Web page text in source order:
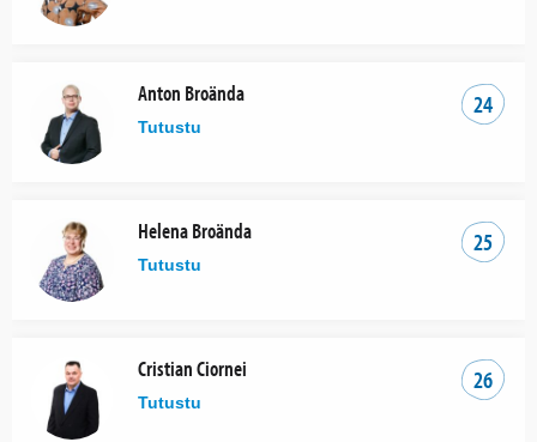
24
Anton Broända
Tutustu
25
Helena Broända
Tutustu
26
Cristian Ciornei
Tutustu